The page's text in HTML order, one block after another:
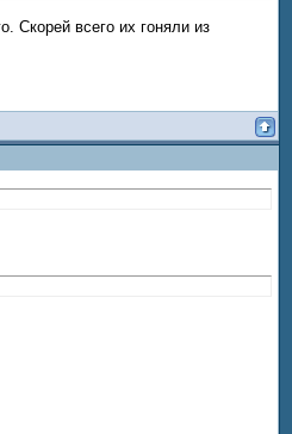
Скорей всего их гоняли из